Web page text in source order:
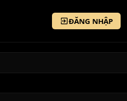
ĐĂNG NHẬP